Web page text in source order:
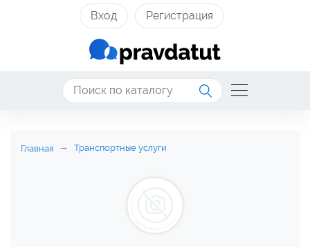
Вход Регистрация
Главная Транспортные услуги